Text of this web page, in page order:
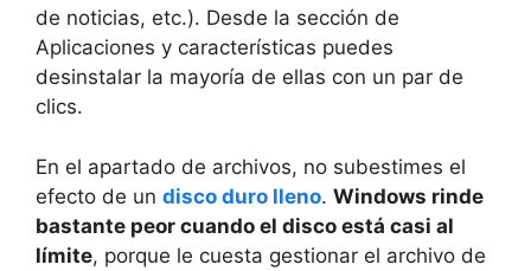
de noticias, etc.). Desde la sección de
Aplicaciones y características puedes
desinstalar la mayoría de ellas con un par de
clics.
En el apartado de archivos, no subestimes el
efecto de un disco duro lleno. Windows rinde
bastante peor cuando el disco está casi al
límite, porque le cuesta gestionar el archivo de